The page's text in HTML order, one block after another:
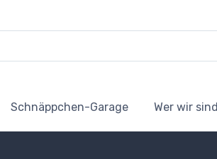
Schnäppchen-Garage Wer wir sind